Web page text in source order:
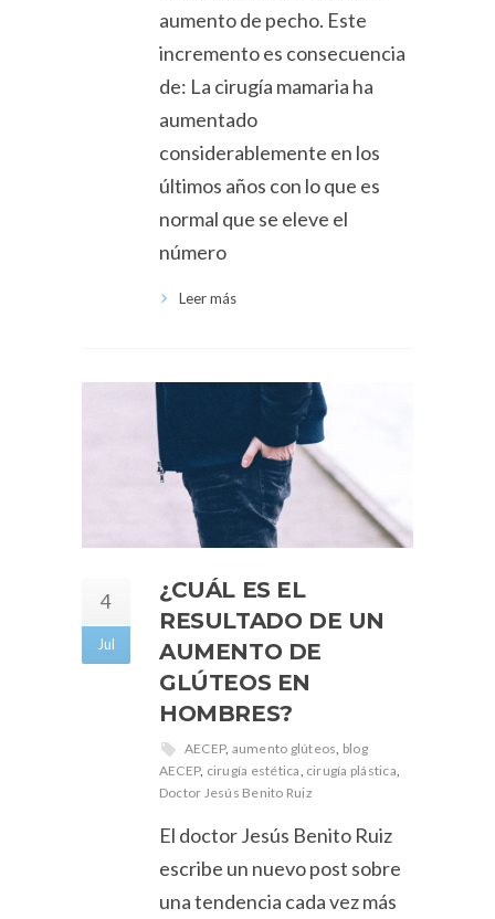
aumento de pecho. Este
incremento es consecuencia
de: La cirugía mamaria ha
aumentado
considerablemente en los
últimos años con lo que es
normal que se eleve el
número
Leer más
4
Jul
¿CUÁL ES EL
RESULTADO DE UN
AUMENTO DE
GLÚTEOS EN
HOMBRES?
AECEP, aumento glúteos, blog
AECEP, cirugía estética, cirugía plástica,
Doctor Jesús Benito Ruiz
El doctor Jesús Benito Ruiz
escribe un nuevo post sobre
una tendencia cada vez más